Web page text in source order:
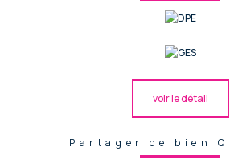
voir le détail
Partager ce bien